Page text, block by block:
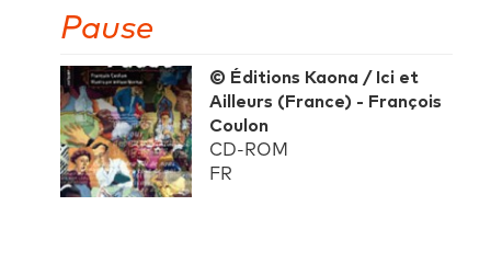
Pause
© Éditions Kaona / Ici et
Ailleurs (France) - François
Coulon
CD-ROM
FR